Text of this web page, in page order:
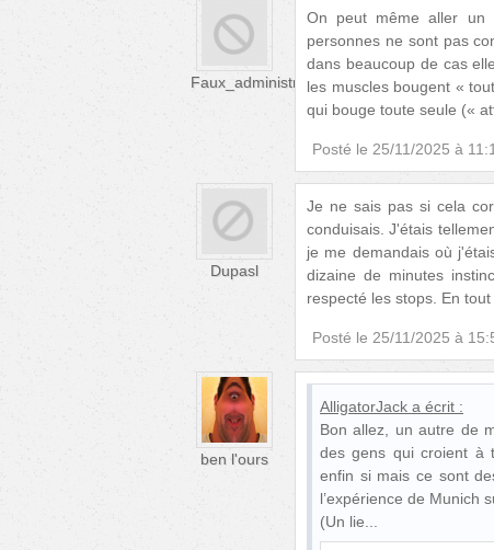
Faux_administrateur
On peut même aller un
personnes ne sont pas
dans beaucoup de cas
les muscles bougent «
qui bouge toute seule («
Posté le 25/11/2025 à
Dupasl
Je ne sais pas si cela
conduisais. J'étais
je me demandais où
dizaine de minutes
respecté les stops. En
Posté le 25/11/2025 à
ben l'ours
AlligatorJack a écrit :
Bon allez, un autre de
des gens qui croient à
enfin si mais ce sont
l’expérience de Munich
(Un lie